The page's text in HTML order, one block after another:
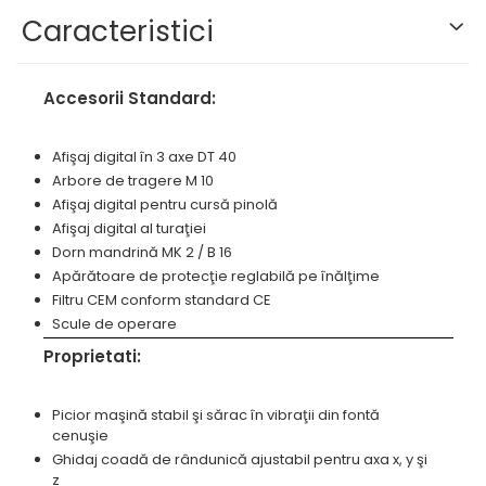
Masini electrice de filetat
Masini de gaurit cu talpa
Instalatii de spalare a pieselor
prelucrarea metalelor
carbura
TiN
Panze de taiere cu banda
verticala
Panze de taiere metal pentru
ferastraie
Roti de lustruit
Standuri pentru ferăstraie cu
bandă
și frezat
Standuri pentru mașini de
șlefuit
Prese pentru rame
Caracteristici
Accesorii Standard:
Afişaj digital în 3 axe DT 40
Arbore de tragere M 10
Afişaj digital pentru cursă pinolă
Afişaj digital al turaţiei
Dorn mandrină MK 2 / B 16
Apărătoare de protecţie reglabilă pe înălţime
Filtru CEM conform standard CE
Scule de operare
Proprietati:
Picior maşină stabil şi sărac în vibraţii din fontă
cenuşie
Ghidaj coadă de rândunică ajustabil pentru axa x, y şi
z